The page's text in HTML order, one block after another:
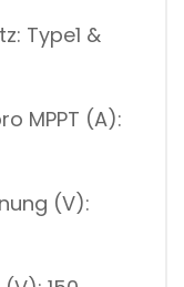
Type1 &
MPPT (A):
(V):